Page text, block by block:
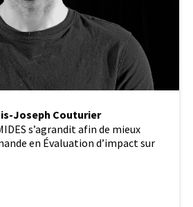
Joseph Couturier
s’agrandit afin de mieux
en Évaluation d’impact sur